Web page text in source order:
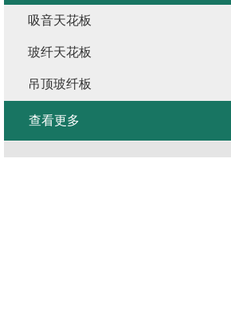
吸音天花板
玻纤天花板
吊顶玻纤板
查看更多